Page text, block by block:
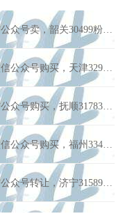
2015年注册订阅公众号，同性类微信公众号卖，韶关30499粉丝，男粉多，高播放，高点赞
2020年注册订阅公众账号，教育类微信公众号购买，天津32963粉丝，男粉多，高播放，高点赞
2020年注册订阅公众号，财经类微信公众号购买，抚顺31783粉丝，男粉多，号主诚心出售
2020年注册订阅公众账号，其他类微信公众号购买，福州33434粉丝，男粉多，价格可小刀
2017年注册订阅公众号，游戏类微信公众号转让，济宁31589粉丝，男粉多，数据良好